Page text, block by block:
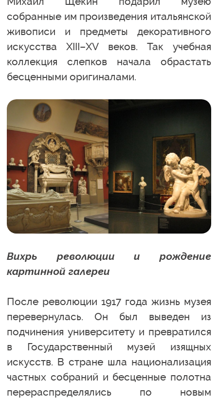
собранные им произведения итальянской
живописи и предметы декоративного
искусства XIII–XV веков. Так учебная
коллекция слепков начала обрастать
бесценными оригиналами.
Вихрь революции и рождение
картинной галереи
После революции 1917 года жизнь музея
перевернулась. Он был выведен из
подчинения университету и превратился
в Государственный музей изящных
искусств. В стране шла национализация
частных собраний и бесценные полотна
перераспределялись по новым